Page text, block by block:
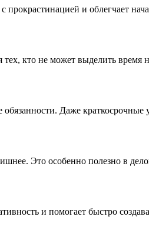
и облегчает
тех, кто не может выделить
Даже
Это особенно полезно в
и помогает быстро